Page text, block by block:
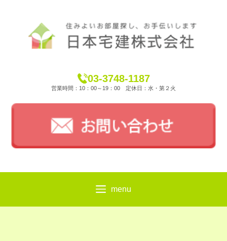
03-3748-1187
営業時間：10：00～19：00 定休日：水・第２火
menu